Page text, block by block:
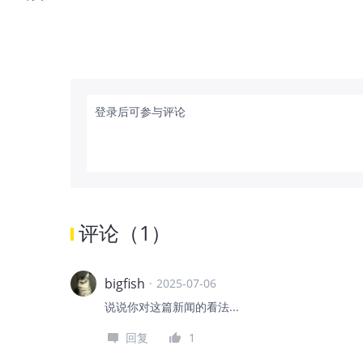
登录后可参与评论
评论 （1 ）
bigfish · 2025-07-06
说说你对这篇新闻的看法...
回复
1